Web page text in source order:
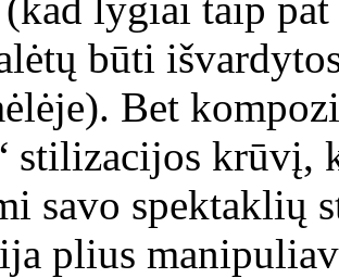
būti
Bet
stilizacijos krūvį,
savo spektaklių
plius